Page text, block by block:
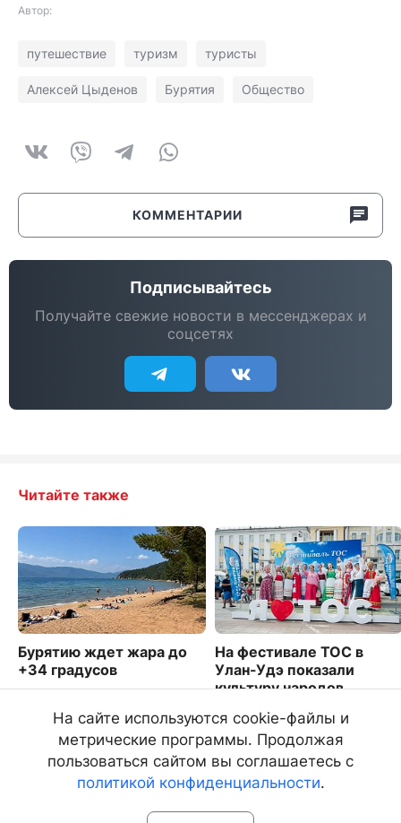
Автор:
путешествие туризм туристы
Алексей Цыденов Бурятия Общество
КОММЕНТАРИИ
Подписывайтесь
Получайте свежие новости в мессенджерах и
соцсетях
Читайте также
Бурятию ждет жара до
+34 градусов
На фестивале ТОС в
Улан-Удэ показали
культуру народов
1298
На сайте используются cookie-файлы и
метрические программы. Продолжая
пользоваться сайтом вы соглашаетесь с
политикой конфиденциальности.